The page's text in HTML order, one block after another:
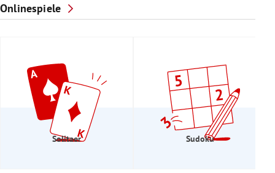
Onlinespiele
Solitaer Sudoku